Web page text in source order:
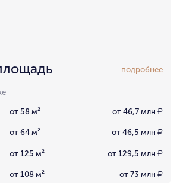
подробнее
от 58 м² от 46,7 млн ₽
от 64 м² от 46,5 млн ₽
от 125 м² от 129,5 млн ₽
от 108 м² от 73 млн ₽